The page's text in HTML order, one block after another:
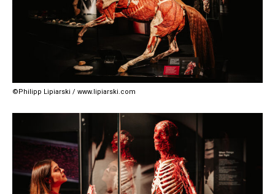
©Philipp Lipiarski / www.lipiarski.com